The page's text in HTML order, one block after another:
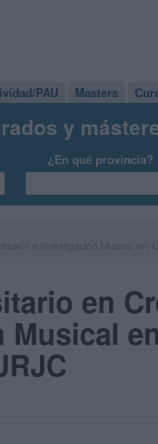
PAU Masters
y
¿En qué provincia?
en